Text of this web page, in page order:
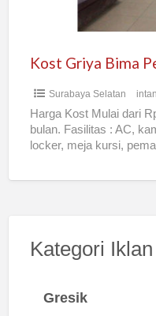
Surabaya Selatan
Harga Kost Mulai dari
bulan. Fasilitas : AC,
locker, meja kursi,
Kategori Iklan
Gresik